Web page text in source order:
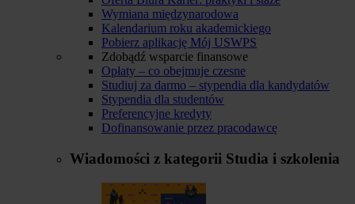
Wymiana międzynarodowa
Kalendarium roku akademickiego
Pobierz aplikację Mój USWPS
Zdobądź wsparcie finansowe
Opłaty – co obejmuje czesne
Studiuj za darmo – stypendia dla kandydatów
Stypendia dla studentów
Preferencyjne kredyty
Dofinansowanie przez pracodawcę
Wiadomości z kategorii Studia i szkolenia